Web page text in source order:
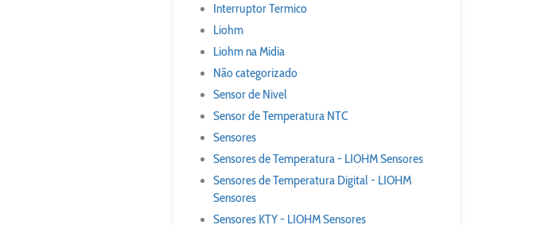
Interruptor Termico
Liohm
Liohm na Midia
Não categorizado
Sensor de Nivel
Sensor de Temperatura NTC
Sensores
Sensores de Temperatura - LIOHM Sensores
Sensores de Temperatura Digital - LIOHM
Sensores
Sensores KTY - LIOHM Sensores